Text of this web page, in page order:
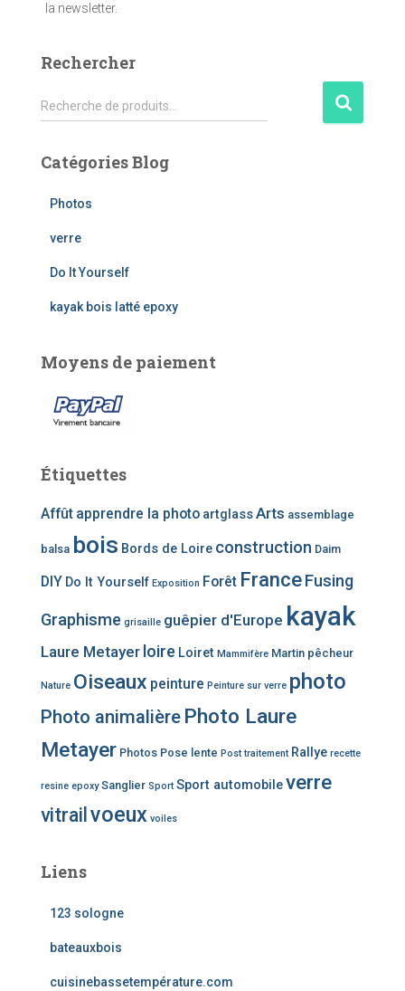
la newsletter.
Rechercher
R
e
h
Recherche de produits…
Catégories Blog
Photos
verre
Do It Yourself
kayak bois latté epoxy
Moyens de paiement
Étiquettes
Affût apprendre la photo artglassArts assemblage
balsa bois Bords de Loire construction Daim
DIY Do It Yourself Exposition Forêt FranceFusing
Graphisme grisaille guêpier d'Europe kayak
Laure Metayer loire Loiret Mammifère Martin pêcheur
Nature Oiseaux peinture Peinture sur verre photo
Photo animalière Photo Laure
Metayer Photos Pose lente Post traitement Rallye recette
resine epoxy Sanglier Sport Sport automobileverre
vitrail voeux voiles
Liens
123 sologne
bateauxbois
cuisinebassetempérature.com